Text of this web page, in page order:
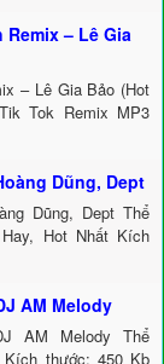
– Lê Gia
– Lê Gia Bảo (Hot
Tok Remix MP3
Dũng, Dept
Dũng, Dept Thể
Hot Nhất Kích
AM Melody
AM Melody Thể
Kích thước: 450 Kb